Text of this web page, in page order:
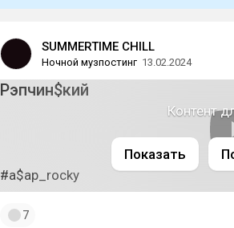
SUMMERTIME CHILL
Ночной музпостинг 13.02.2024
Рэпчин$кий
#a$ap_rocky
Контент
Показать
7